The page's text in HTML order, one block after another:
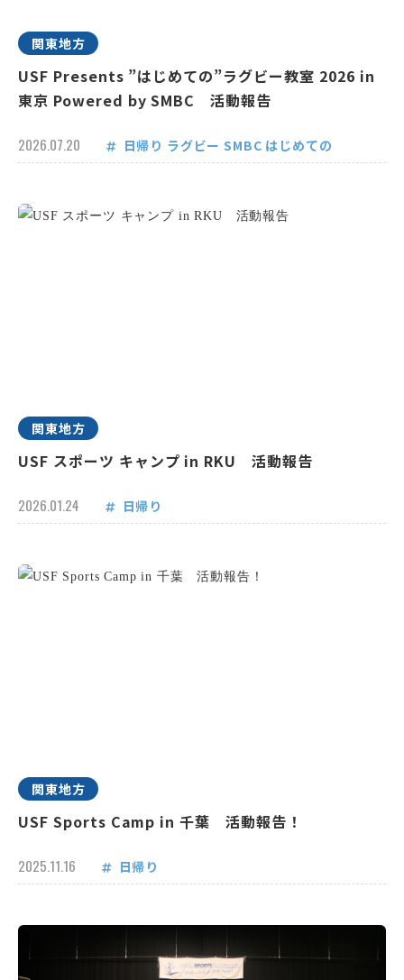
関東地方
USF Presents ”はじめての”ラグビー教室 2026 in
東京 Powered by SMBC 活動報告
2026.07.20 日帰り ラグビー SMBC はじめての
関東地方
USF スポーツ キャンプ in RKU 活動報告
2026.01.24 日帰り
関東地方
USF Sports Camp in 千葉 活動報告！
2025.11.16 日帰り